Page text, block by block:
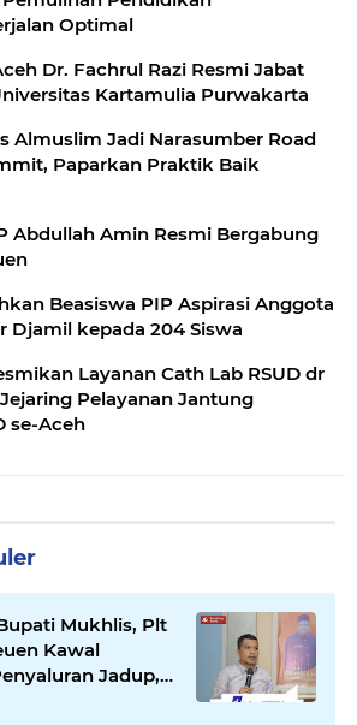
Optimal
Dr. Fachrul Razi Resmi Jabat
Kartamulia Purwakarta
Almuslim Jadi Narasumber Road
Paparkan Praktik Baik
Abdullah Amin Resmi Bergabung
Beasiswa PIP Aspirasi Anggota
Djamil kepada 204 Siswa
Layanan Cath Lab RSUD dr
Pelayanan Jantung
se-Aceh
Mukhlis, Plt
Kawal
Jadup,
dengan